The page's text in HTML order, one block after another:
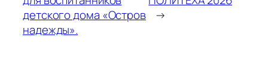
детского дома «Остров
надежды».
→